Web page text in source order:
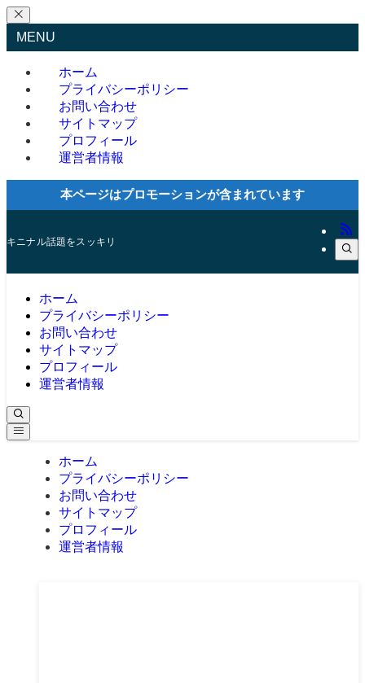
MENU
ホーム
プライバシーポリシー
お問い合わせ
サイトマップ
プロフィール
運営者情報
本ページはプロモーションが含まれています
キニナル話題をスッキリ
ホーム
プライバシーポリシー
お問い合わせ
サイトマップ
プロフィール
運営者情報
ホーム
プライバシーポリシー
お問い合わせ
サイトマップ
プロフィール
運営者情報